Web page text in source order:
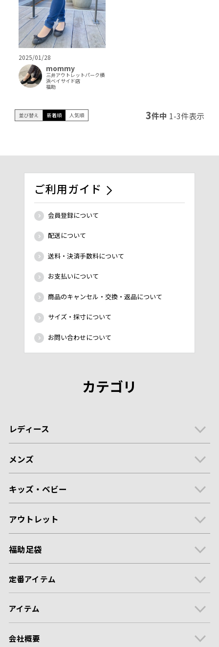
2025/01/28
mommy
三井アウトレットパーク横
浜ベイサイド店
福助
並び替え 新着順 人気順 3件中 1-3件表示
ご利用ガイド
会員登録について
配送について
送料・決済手数料について
お支払いについて
商品のキャンセル・交換・返品について
サイズ・採寸について
お問い合わせについて
カテゴリ
レディース
メンズ
キッズ・ベビー
アウトレット
福助足袋
定番アイテム
アイテム
会社概要